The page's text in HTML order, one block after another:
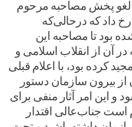
لغو پخش مصاحبه مرحوم
داد که در‌حالی‌که
بود تا مصاحبه این
که در آن از انقلاب اسلامی و
کرده بود، با اعلام قبلی
بیرون سازمان دستور
این امر آثار منفی برای
جناب‌عالی اقتدار